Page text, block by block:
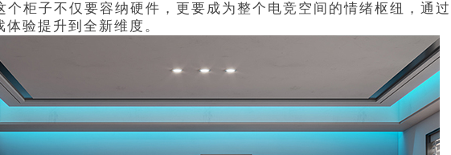
柜子不仅要容纳硬件，更要成为整个电竞空间的情绪枢纽，通过
验提升到全新维度。